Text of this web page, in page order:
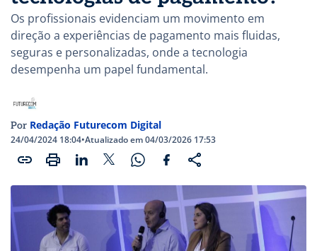
Os profissionais evidenciam um movimento em
direção a experiências de pagamento mais fluidas,
seguras e personalizadas, onde a tecnologia
desempenha um papel fundamental.
Por Redação Futurecom Digital
24/04/2024 18:04•Atualizado em 04/03/2026 17:53